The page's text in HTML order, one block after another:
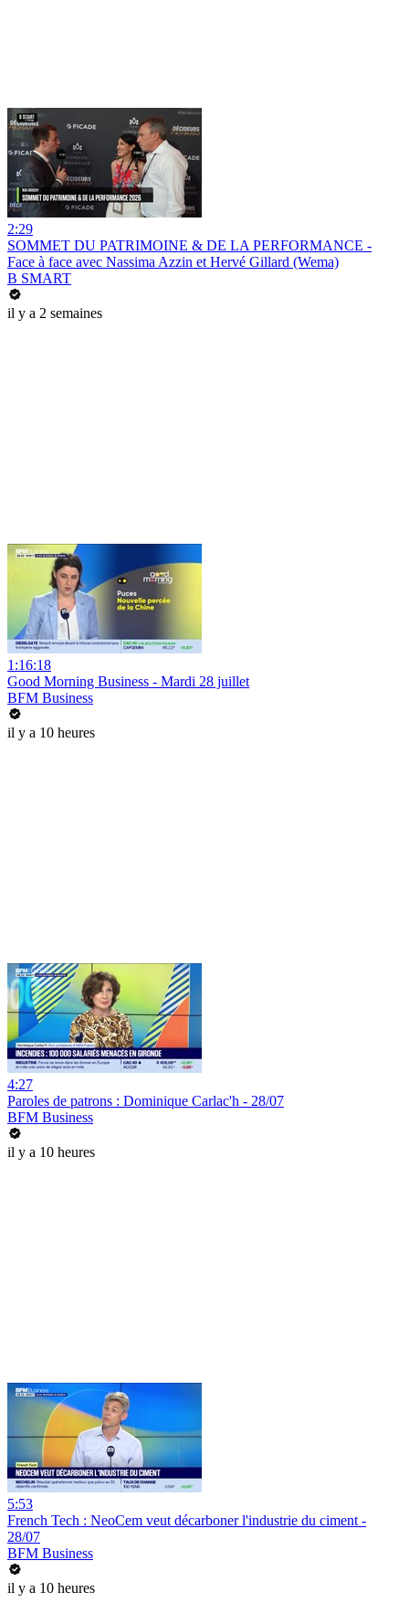
2:29
SOMMET DU PATRIMOINE & DE LA PERFORMANCE -
Face à face avec Nassima Azzin et Hervé Gillard (Wema)
B SMART
il y a 2 semaines
1:16:18
Good Morning Business - Mardi 28 juillet
BFM Business
il y a 10 heures
4:27
Paroles de patrons : Dominique Carlac'h - 28/07
BFM Business
il y a 10 heures
5:53
French Tech : NeoCem veut décarboner l'industrie du ciment -
28/07
BFM Business
il y a 10 heures